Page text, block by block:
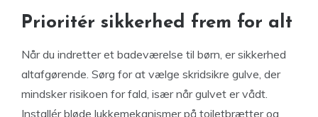
Prioritér sikkerhed frem for alt
Når du indretter et badeværelse til børn, er sikkerhed
altafgørende. Sørg for at vælge skridsikre gulve, der
mindsker risikoen for fald, især når gulvet er vådt.
Installér bløde lukkemekanismer på toiletbrætter og